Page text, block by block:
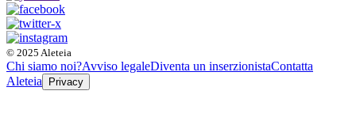
© 2025 Aleteia
Chi siamo noi?Avviso legaleDiventa un inserzionistaContatta
Aleteia
Privacy